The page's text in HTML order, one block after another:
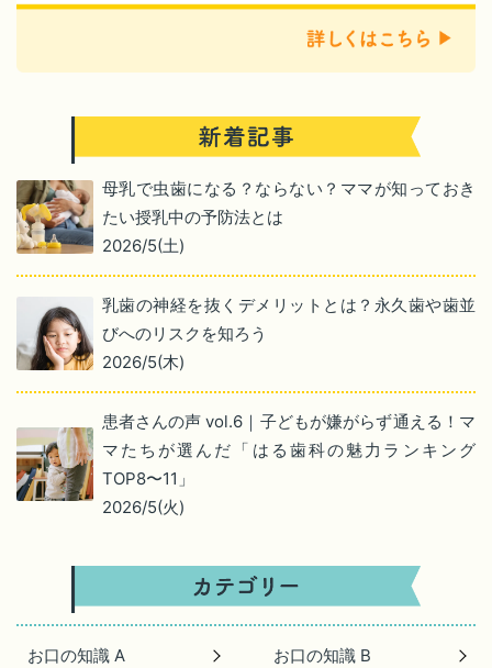
母乳で虫歯になる？ならない？ママが知っておき
たい授乳中の予防法とは
2026/5(土)
乳歯の神経を抜くデメリットとは？永久歯や歯並
びへのリスクを知ろう
2026/5(木)
患者さんの声 vol.6｜子どもが嫌がらず通える！マ
マたちが選んだ「はる歯科の魅力ランキング
TOP8〜11」
2026/5(火)
お口の知識 A お口の知識 B